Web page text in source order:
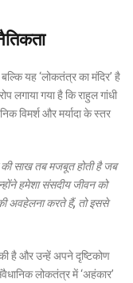
यह ‘लोकतंत्र का मंदिर’ है
लगाया गया है कि राहुल गांधी
विमर्श और मर्यादा के स्तर
साख तब मजबूत होती है जब
हमेशा संसदीय जीवन को
अवहेलना करते हैं, तो इससे
है और उन्हें अपने दृष्टिकोण
लोकतंत्र में ‘अहंकार’